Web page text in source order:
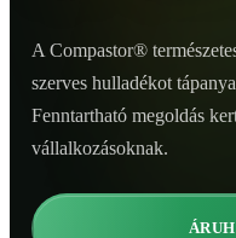
A Compastor®
szerves hulladékot
Fenntartható megoldás
vállalkozásoknak.